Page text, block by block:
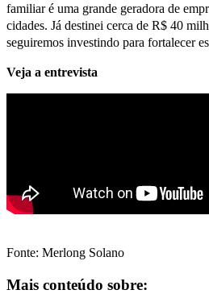
familiar é uma grande geradora de
cidades. Já destinei cerca de R$ 40
seguiremos investindo para fortalecer
Veja a entrevista
Fonte: Merlong Solano
Mais conteúdo sobre: